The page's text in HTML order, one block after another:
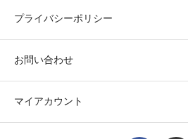
プライバシーポリシー
お問い合わせ
マイアカウント